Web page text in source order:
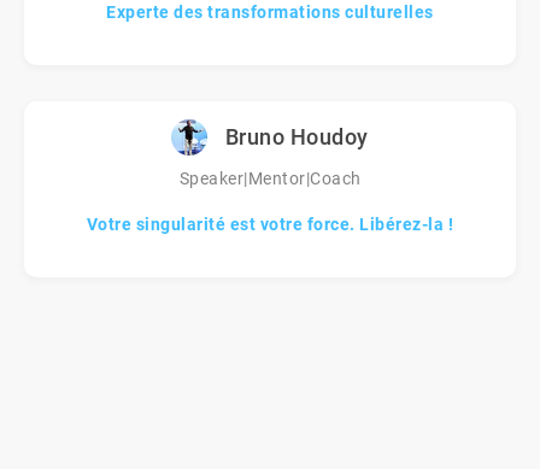
Experte des transformations culturelles
Bruno Houdoy
Speaker|Mentor|Coach
Votre singularité est votre force. Libérez-la !